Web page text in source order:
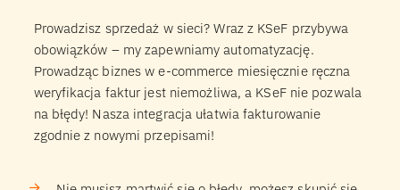
Prowadzisz sprzedaż w sieci? Wraz z KSeF przybywa
obowiązków – my zapewniamy automatyzację.
Prowadząc biznes w e-commerce miesięcznie ręczna
weryfikacja faktur jest niemożliwa, a KSeF nie pozwala
na błędy! Nasza integracja ułatwia fakturowanie
zgodnie z nowymi przepisami!